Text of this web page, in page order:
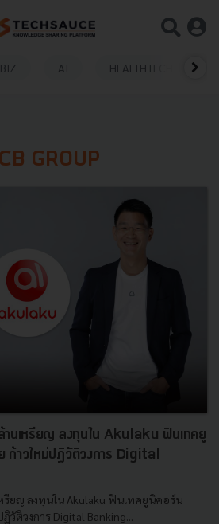
AI HEALTHTECH
GROUP
านเหรียญ ลงทุนใน Akulaku ฟินเทคยู
ก้าวใหม่ปฏิวัติวงการ Digital
รียญ ลงทุนใน Akulaku ฟินเทคยูนิคอร์น
ติวงการ Digital Banking...